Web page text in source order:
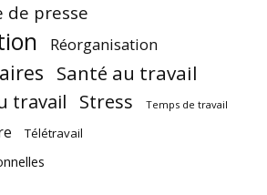
de presse
Réorganisation
Santé au travail
travail Stress Temps de travail
Télétravail